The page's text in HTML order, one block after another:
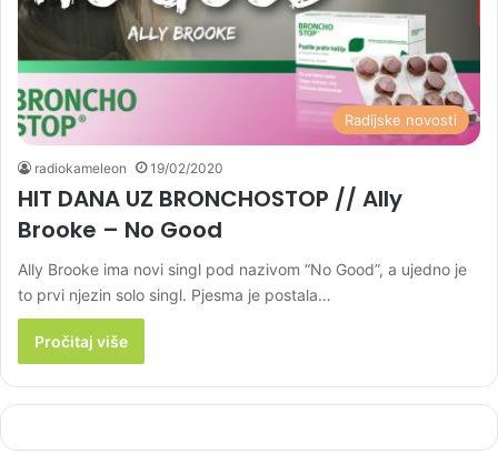
Radijske novosti
radiokameleon 19/02/2020
HIT DANA UZ BRONCHOSTOP // Ally
Brooke – No Good
Ally Brooke ima novi singl pod nazivom “No Good”, a ujedno je
to prvi njezin solo singl. Pjesma je postala…
Pročitaj više